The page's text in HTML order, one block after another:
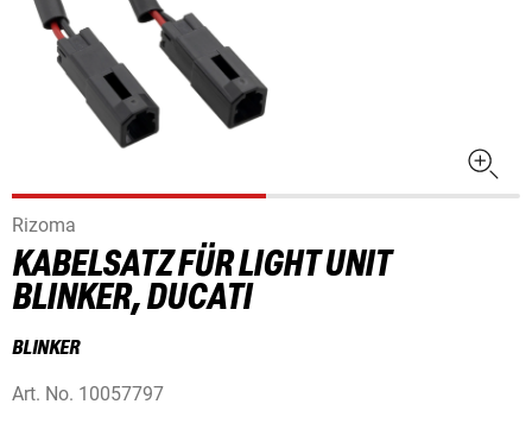
Rizoma
KABELSATZ FÜR LIGHT UNIT
BLINKER, DUCATI
BLINKER
Art. No. 10057797